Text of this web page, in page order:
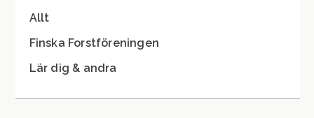
Allt
Finska Forstföreningen
Lär dig & andra